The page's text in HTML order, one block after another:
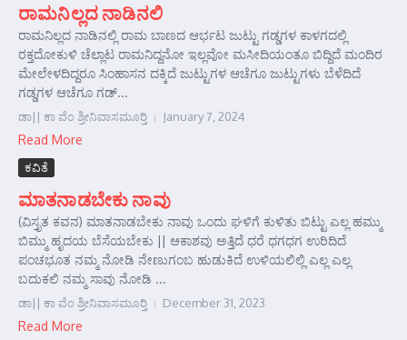
ರಾಮನಿಲ್ಲದ ನಾಡಿನಲಿ
ರಾಮನಿಲ್ಲದ ನಾಡಿನಲ್ಲಿ ರಾಮ ಬಾಣದ ಆರ್ಭಟ ಜುಟ್ಟು ಗಡ್ಡಗಳ ಕಾಳಗದಲ್ಲಿ
ರಕ್ತದೋಕುಳಿ ಚೆಲ್ಲಾಟ ರಾಮನಿದ್ದನೋ ಇಲ್ಲವೋ ಮಸೀದಿಯಂತೂ ಬಿದ್ದಿದೆ ಮಂದಿರ
ಮೇಲೇಳದಿದ್ದರೂ ಸಿಂಹಾಸನ ದಕ್ಕಿದೆ ಜುಟ್ಟುಗಳ ಆಚೆಗೂ ಜುಟ್ಟುಗಳು ಬೆಳೆದಿದೆ
ಗಡ್ಡಗಳ ಆಚೆಗೂ ಗಡ್...
ಡಾ|| ಕಾ ವೆಂ ಶ್ರೀನಿವಾಸಮೂರ್‍ತಿ January 7, 2024
Read More
ಕವಿತೆ
ಮಾತನಾಡಬೇಕು ನಾವು
(ವಿಸ್ತೃತ ಕವನ) ಮಾತನಾಡಬೇಕು ನಾವು ಒಂದು ಘಳಿಗೆ ಕುಳಿತು ಬಿಟ್ಟು ಎಲ್ಲ ಹಮ್ಮು
ಬಿಮ್ಮು ಹೃದಯ ಬೆಸೆಯಬೇಕು || ಆಕಾಶವು ಅತ್ತಿದೆ ಧರೆ ಧಗಧಗ ಉರಿದಿದೆ
ಪಂಚಭೂತ ನಮ್ಮ ನೋಡಿ ನೇಣುಗಂಬ ಹುಡುಕಿದೆ ಉಳಿಯಲಿಲ್ಲಿ ಎಲ್ಲ ಎಲ್ಲ
ಬದುಕಲಿ ನಮ್ಮ ಸಾವು ನೋಡಿ ...
ಡಾ|| ಕಾ ವೆಂ ಶ್ರೀನಿವಾಸಮೂರ್‍ತಿ December 31, 2023
Read More